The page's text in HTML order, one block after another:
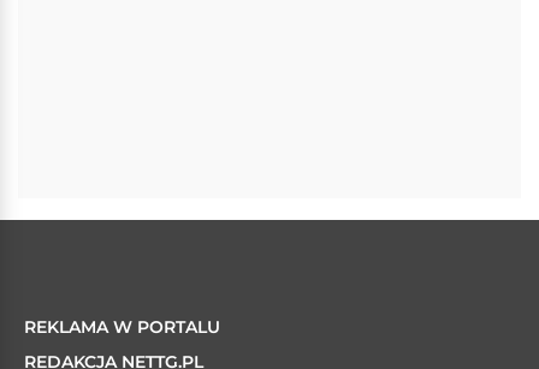
REKLAMA W PORTALU
REDAKCJA NETTG.PL